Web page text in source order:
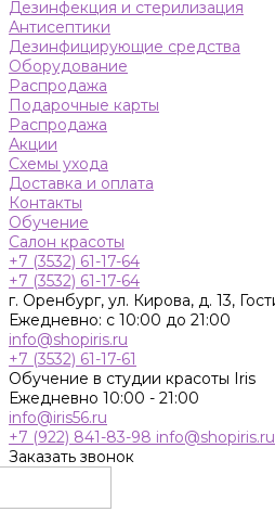
Дезинфекция и стерилизация
Антисептики
Дезинфицирующие средства
Оборудование
Распродажа
Подарочные карты
Распродажа
Акции
Схемы ухода
Доставка и оплата
Контакты
Обучение
Салон красоты
+7 (3532) 61-17-64
+7 (3532) 61-17-64
г. Оренбург, ул. Кирова, д. 13,
Ежедневно: с 10:00 до 21:00
info@shopiris.ru
+7 (3532) 61-17-61
Обучение в студии красоты Iris
Ежедневно 10:00 - 21:00
info@iris56.ru
+7 (922) 841-83-98 info@shopiris.ru
Заказать звонок